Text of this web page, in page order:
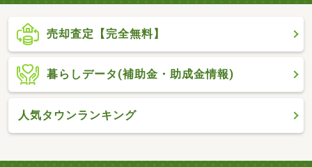
売却査定【完全無料】
暮らしデータ(補助金・助成金情報)
人気タウンランキング